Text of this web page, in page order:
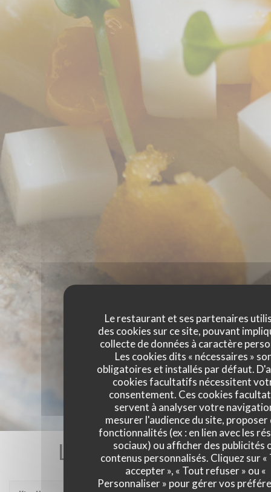
Le restaurant et ses partenaires
des cookies sur ce site, pouvant
collecte de données à caractère
Les cookies dits « nécessaires »
obligatoires et installés par défaut.
cookies facultatifs nécessitent
consentement. Ces cookies
servent à analyser votre
mesurer l'audience du site, proposer
fonctionnalités (ex : en lien avec les
sociaux) ou afficher des publicités
contenus personnalisés. Cliquez sur «
accepter », « Tout refuser » ou «
Personnaliser » pour gérer vos
Les avis de nos clients